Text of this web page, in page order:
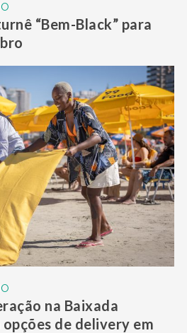
“Bem-Black” para
na Baixada
de delivery em